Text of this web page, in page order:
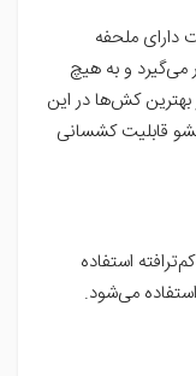
ملحفه
و به هیچ
کش‌ها در این
قابلیت کشسانی
استفاده
می‌شود.